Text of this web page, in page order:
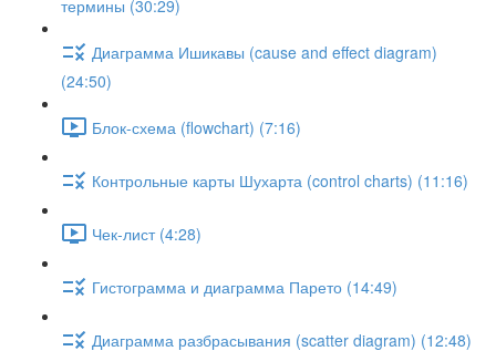
термины (30:29)
Диаграмма Ишикавы (cause and effect diagram)
(24:50)
Блок-схема (flowchart) (7:16)
Контрольные карты Шухарта (control charts) (11:16)
Чек-лист (4:28)
Гистограмма и диаграмма Парето (14:49)
Диаграмма разбрасывания (scatter diagram) (12:48)